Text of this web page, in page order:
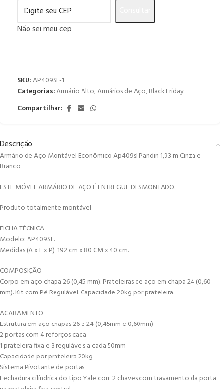
Não sei meu cep
SKU:AP409SL-1
Categorias:Armário Alto,Armários de Aço,Black Friday
Compartilhar:
Descrição
Armário de Aço Montável Econômico Ap409sl Pandin 1,93 m Cinza e
Branco
ESTE MÓVEL ARMÁRIO DE AÇO É ENTREGUE DESMONTADO.
Produto totalmente montável
FICHA TÉCNICA
Modelo: AP409SL.
Medidas (A x L x P): 192 cm x 80 CM x 40 cm.
COMPOSIÇÃO
Corpo em aço chapa 26 (0,45 mm). Prateleiras de aço em chapa 24 (0,60
mm). Kit com Pé Regulável. Capacidade 20kg por prateleira.
ACABAMENTO
Estrutura em aço chapas 26 e 24 (0,45mm e 0,60mm)
2 portas com 4 reforços cada
1 prateleira fixa e 3 reguláveis a cada 50mm
Capacidade por prateleira 20kg
Sistema Pivotante de portas
Fechadura cilíndrica do tipo Yale com 2 chaves com travamento da porta